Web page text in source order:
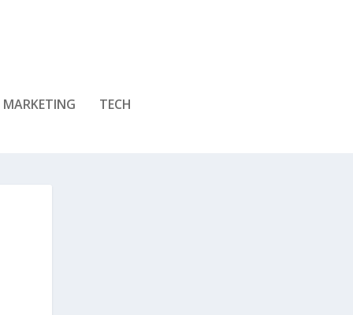
MARKETING TECH